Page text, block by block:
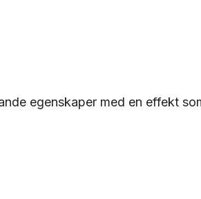
egenskaper med en effekt